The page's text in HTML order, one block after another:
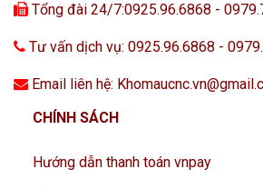
Tổng đài 24/7:0925.96.6868 -
Tư vấn dịch vụ: 0925.96.6868 -
Email liên hệ:
CHÍNH SÁCH
Hướng dẫn thanh toán vnpay